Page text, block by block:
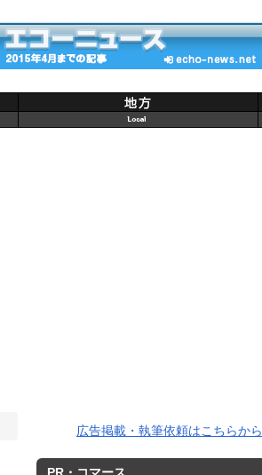
広告掲載・執筆依頼はこちらから